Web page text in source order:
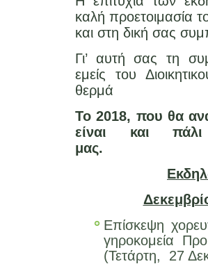
καλή προετοιμασία
και στη δική σας
Γι’ αυτή σας τη
εμείς του
θερμά
Το 2018, που θα
είναι και
Επίσκεψη
γηροκομεία
(Τετάρτη, 27